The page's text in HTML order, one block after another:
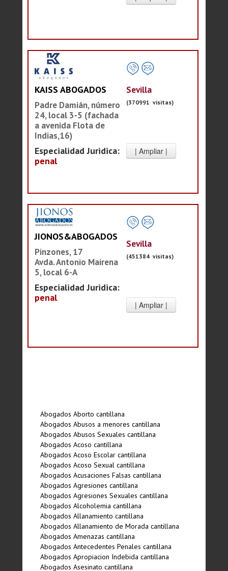
KAISS ABOGADOS
Padre Damián, número
24, local 3-5 (fachada
a avenida Flota de
Indias,16)
Especialidad Juridica:
penal
Sevilla
(370991 visitas)
JIONOS&ABOGADOS
Pinzones, 17
Avda. Antonio Mairena
5, local 6-A
Especialidad Juridica:
penal
Sevilla
(451384 visitas)
Abogados Aborto cantillana
Abogados Abusos a menores cantillana
Abogados Abusos Sexuales cantillana
Abogados Acoso cantillana
Abogados Acoso Escolar cantillana
Abogados Acoso Sexual cantillana
Abogados Acusaciones Falsas cantillana
Abogados Agresiones cantillana
Abogados Agresiones Sexuales cantillana
Abogados Alcoholemia cantillana
Abogados Allanamiento cantillana
Abogados Allanamiento de Morada cantillana
Abogados Amenazas cantillana
Abogados Antecedentes Penales cantillana
Abogados Apropiacion Indebida cantillana
Abogados Asesinato cantillana